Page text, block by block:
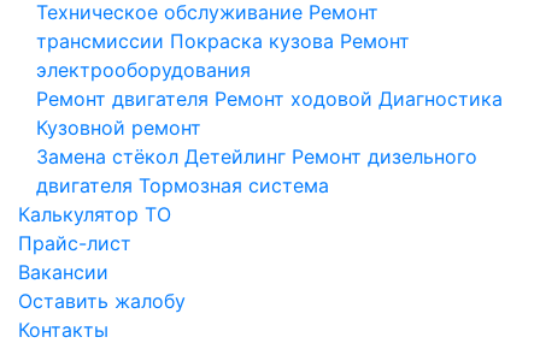
Техническое обслуживание Ремонт
трансмиссии Покраска кузова Ремонт
электрооборудования
Ремонт двигателя Ремонт ходовой Диагностика
Кузовной ремонт
Замена стёкол Детейлинг Ремонт дизельного
двигателя Тормозная система
Калькулятор ТО
Прайс-лист
Вакансии
Оставить жалобу
Контакты